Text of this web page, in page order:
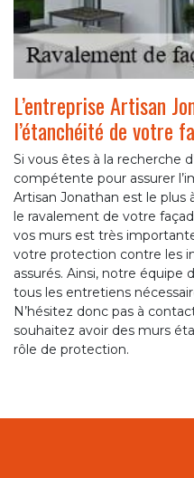
L’entreprise Artisan
l’étanchéité de votre
Si vous êtes à la recherche
compétente pour assurer
Artisan Jonathan est le
le ravalement de votre
vos murs est très
votre protection contre les
assurés. Ainsi, notre équipe
tous les entretiens
N’hésitez donc pas à
souhaitez avoir des murs
rôle de protection.